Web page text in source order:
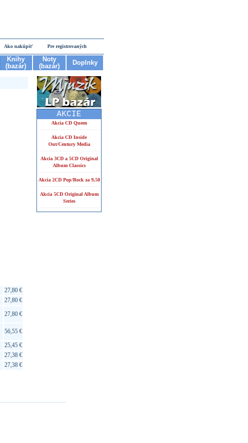
Ako nakúpiť Pre registrovaných
Knihy
(bazár)
Noty
(bazár)
Doplnky
27,80 €
27,80 €
27,80 €
56,55 €
25,45 €
27,38 €
27,38 €
AKCIE
Akcia CD Queen
Akcia CD Inside
Out/Century Media
Akcia 3CD a 5CD Original
Album Classics
Akcia 2CD Pop/Rock za 9,50
Akcia 5CD Original Album
Series